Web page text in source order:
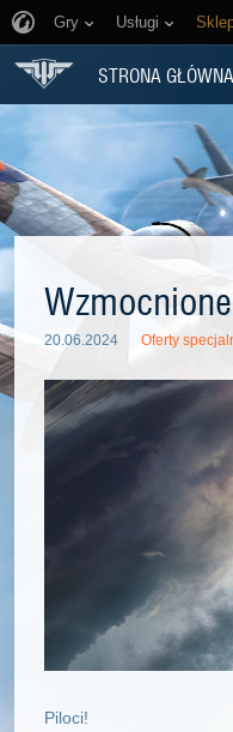
Gry Usługi
STRONA GŁÓWNA
20.06.2024 Oferty
Piloci!